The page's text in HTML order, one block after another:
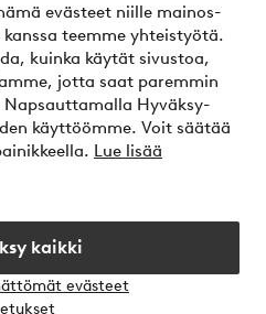
evästeet niille mainos-
teemme yhteistyötä.
kuinka käytät sivustoa,
jotta saat paremmin
Napsauttamalla Hyväksy-
käyttöömme. Voit säätää
Lue lisää
kaikki
evästeet
– maksa nyt tai erissä
?